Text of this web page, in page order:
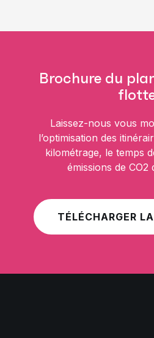
Brochure du
Laissez-nous vous
l’optimisation des
kilométrage, le temps
émissions de CO2
TÉLÉCHARGER